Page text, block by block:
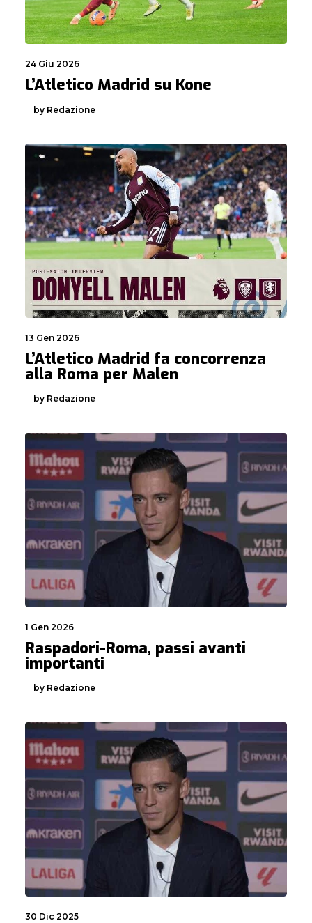
24 Giu 2026
L’Atletico Madrid su Kone
by Redazione
13 Gen 2026
L’Atletico Madrid fa concorrenza
alla Roma per Malen
by Redazione
1 Gen 2026
Raspadori-Roma, passi avanti
importanti
by Redazione
30 Dic 2025